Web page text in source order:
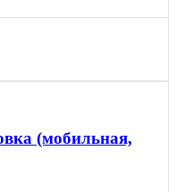
(мобильная,